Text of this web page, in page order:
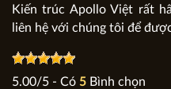
Kiến trúc Apollo Việt rất
liên hệ với chúng tôi để
5.00/5 - Có 5 Bình chọn